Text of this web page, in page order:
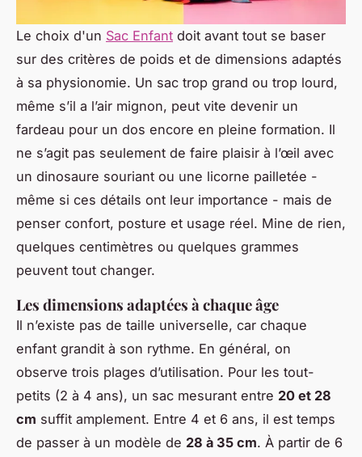
Le choix d'un Sac Enfant doit avant tout se baser
sur des critères de poids et de dimensions adaptés
à sa physionomie. Un sac trop grand ou trop lourd,
même s’il a l’air mignon, peut vite devenir un
fardeau pour un dos encore en pleine formation. Il
ne s’agit pas seulement de faire plaisir à l’œil avec
un dinosaure souriant ou une licorne pailletée -
même si ces détails ont leur importance - mais de
penser confort, posture et usage réel. Mine de rien,
quelques centimètres ou quelques grammes
peuvent tout changer.
Les dimensions adaptées à chaque âge
Il n’existe pas de taille universelle, car chaque
enfant grandit à son rythme. En général, on
observe trois plages d’utilisation. Pour les tout-
petits (2 à 4 ans), un sac mesurant entre 20 et 28
cm suffit amplement. Entre 4 et 6 ans, il est temps
de passer à un modèle de 28 à 35 cm. À partir de 6